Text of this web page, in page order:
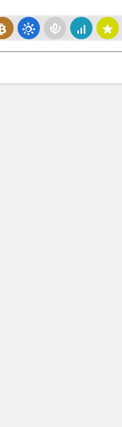
Yorum Yap